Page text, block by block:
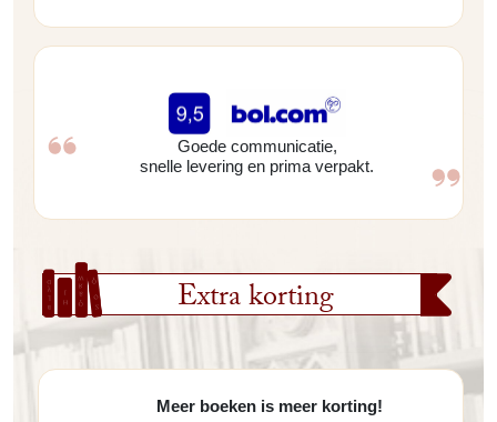
Goede communicatie,
snelle levering en prima verpakt.
Extra korting
Meer boeken is meer korting!